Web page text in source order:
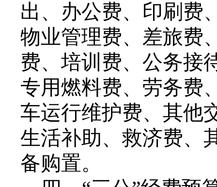
出、办公费、印刷费
物业管理费、差旅费
费、培训费、公务接
专用燃料费、劳务费
车运行维护费、其他
生活补助、救济费、
备购置。